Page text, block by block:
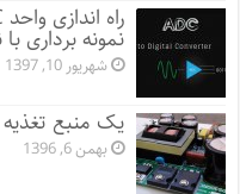
نمونه برداری
شهریور 10, 1397
یک منبع
بهمن 6, 1396